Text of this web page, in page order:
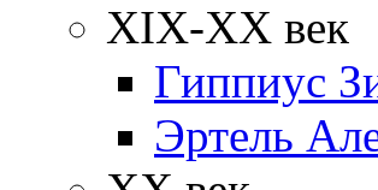
XIX-XX век
Гиппиус
Эртель